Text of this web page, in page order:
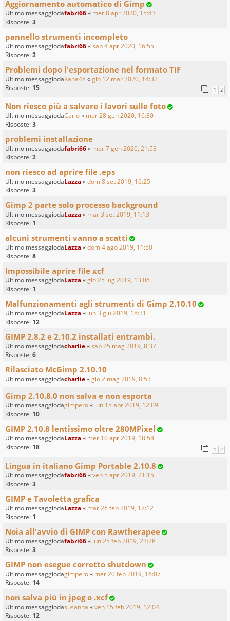
Aggiornamento automatico di Gimp
Ultimo messaggiodafabri66« mer 8 apr 2020, 15:43
Risposte:3
pannello strumenti incompleto
Ultimo messaggiodafabri66«sab 4 apr 2020, 16:55
Risposte:2
Problemi dopo l'esportazione nel formato TIF
Ultimo messaggiodaKana48«gio 12 mar 2020, 14:32
Risposte: 15 1 2
Non riesco più a salvare i lavori sulle foto
Ultimo messaggiodaCarlo« mar 28 gen 2020, 16:30
Risposte:3
problemi installazione
Ultimo messaggiodafabri66« mar 7 gen 2020, 21:53
Risposte:2
non riesco ad aprire file .eps
Ultimo messaggiodaLazza«dom 8 set 2019, 16:25
Risposte:3
Gimp 2 parte solo processo background
Ultimo messaggiodaLazza« mar 3 set 2019, 11:13
Risposte: 1
alcuni strumenti vanno a scatti
Ultimo messaggiodaLazza«dom 4 ago 2019, 11:50
Risposte:8
Impossibile aprire file xcf
Ultimo messaggiodaLazza«gio 25 lug 2019, 13:06
Risposte: 1
Malfunzionamenti agli strumenti di Gimp 2.10.10
Ultimo messaggiodaLazza« lun 3 giu 2019, 18:31
Risposte: 12
GIMP 2.8.2 e 2.10.2 installati entrambi.
Ultimo messaggiodacharlie«sab 25 mag 2019, 8:37
Risposte:6
Rilasciato McGimp 2.10.10
Ultimo messaggiodacharlie«gio 2 mag 2019, 8:53
Gimp 2.10.8.0 non salva e non esporta
Ultimo messaggiodagimpero« lun 15 apr 2019, 12:09
Risposte: 10
GIMP 2.10.8 lentissimo oltre 280MPixel
Ultimo messaggiodaLazza« mer 10 apr 2019, 18:58
Risposte: 18 1 2
Lingua in italiano Gimp Portable 2.10.8
Ultimo messaggiodafabri66«ven 5 apr 2019, 21:15
Risposte:3
GIMP e Tavoletta grafica
Ultimo messaggiodaLazza« mar 26 feb 2019, 17:12
Risposte: 1
Noia all'avvio di GIMP con Rawtherapee
Ultimo messaggiodafabri66« lun 25 feb 2019, 23:28
Risposte:3
GIMP non esegue corretto shutdown
Ultimo messaggiodagimpero« mer 20 feb 2019, 16:07
Risposte: 14
non salva più in jpeg o .xcf
Ultimo messaggiodasusanna «ven 15 feb 2019, 12:04
Risposte: 12